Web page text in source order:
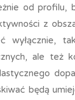
od
z
wyłącznie,
ale też
będą